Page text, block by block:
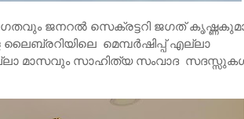
ജനറൽ സെക്രട്ടറി ജഗത്
ലൈബ്രറിയിലെ മെമ്പർഷിപ്പ് എല്ലാ
മാസവും സാഹിത്യ സംവാദ